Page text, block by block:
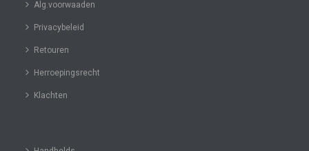
Alg.voorwaaden
Privacybeleid
Retouren
Herroepingsrecht
Klachten